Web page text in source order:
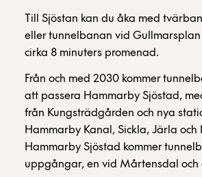
Till Sjöstan kan du åka med
eller tunnelbanan vid Gullmarsplan
cirka 8 minuters promenad.
Från och med 2030 kommer
att passera Hammarby Sjöstad,
från Kungsträdgården och nya
Hammarby Kanal, Sickla, Järla och
Hammarby Sjöstad kommer
uppgångar, en vid Mårtensdal och